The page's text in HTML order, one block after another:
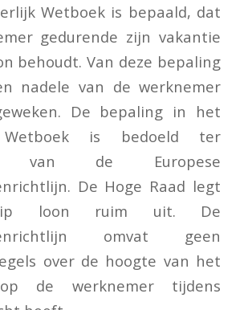
Wetboek is bepaald, dat
gedurende zijn vakantie
behoudt. Van deze bepaling
nadele van de werknemer
De bepaling in het
Wetboek is bedoeld ter
van de Europese
De Hoge Raad legt
loon ruim uit. De
omvat geen
over de hoogte van het
de werknemer tijdens